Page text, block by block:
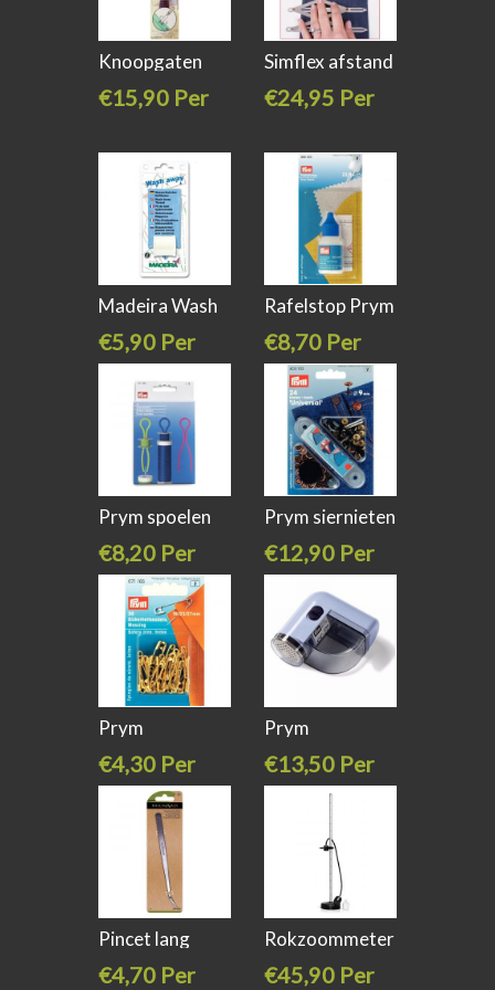
Knoopgaten
€15,90 Per
Simflex afstand
€24,95 Per
Madeira Wash
€5,90 Per
stuk
Rafelstop Prym
€8,70 Per
stuk
Prym spoelen
€8,20 Per
stuk
Prym siernieten
€12,90 Per
stuk
Prym
€4,30 Per
stuk
Prym
€13,50 Per
stuk
Pincet lang
€4,70 Per
Rokzoommeter
€45,90 Per